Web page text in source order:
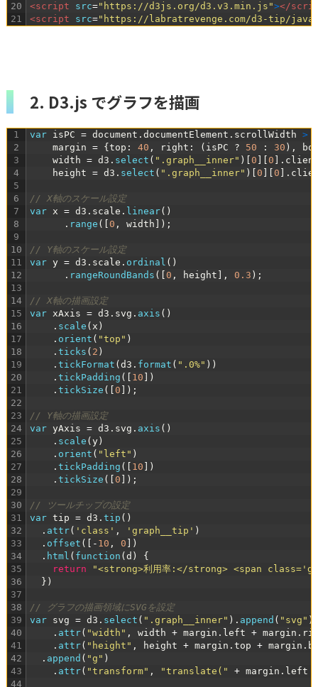
20
21
<script src="https://d3js.org/d3.v3.min.js"></
<script src="https://labratrevenge.com/d3-tip/
2. D3.js でグラフを描画
1
2
3
4
5
6
7
8
9
10
11
12
13
14
15
16
17
18
19
20
21
22
23
24
25
26
27
28
29
30
31
32
33
34
35
36
37
38
39
40
41
42
43
44
var isPC = document . documentElement . scrollWidth >
margin = { top : 40 , right : ( isPC ? 50 : 30 ) ,
width = d3 . select ( ".graph__inner" ) 0 0 .
height = d3 . select ( ".graph__inner" ) 0 0 .
// X軸のスケール設定
var x = d3 . scale . linear( )
. range ( 0 , width ) ;
// Y軸のスケール設定
var y = d3 . scale . ordinal ( )
. rangeRoundBands ( 0 , height , 0.3 ) ;
// X軸の描画設定
var xAxis = d3 . svg . axis ( )
. scale ( x )
. orient ( "top" )
. ticks ( 2 )
. tickFormat ( d3 . format ( ".0%" ) )
. tickPadding ( 10
)
. tickSize ( 0 ) ;
// Y軸の描画設定
var yAxis = d3 . svg . axis ( )
. scale ( y)
. orient ( "left" )
. tickPadding ( 10
)
. tickSize ( 0 ) ;
// ツールチップの設定
var tip = d3 . tip ( )
. attr( 'class' , 'graph__tip' )
. offset ( - 10 , 0
)
. html ( function ( d )
{
return
"<strong>利用率:</strong> <span
} )
// グラフの描画領域にSVGを設定
var
svg = d3 . select ( ".graph__inner" ) . append ( "svg" )
. attr( "width" , width + margin . left + margin .
. attr( "height" , height + margin . top + margin .
. append ( "g" )
. attr( "transform" , "translate(" + margin . left